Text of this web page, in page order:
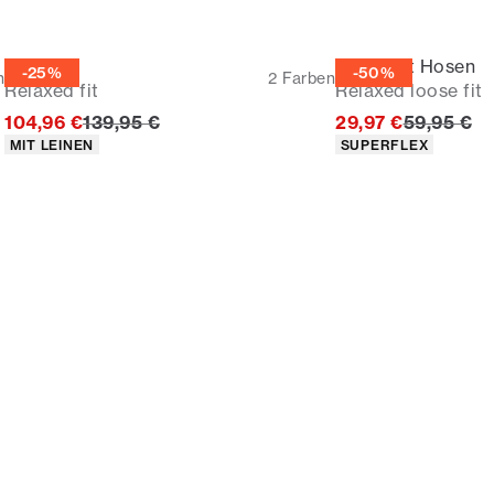
-25%
Sakko
Relaxed fit
2 Farben
104,96 €Ursprünglicher Preis
139,95 €
Produkteigenschaften
MIT LEINEN
-50%
5-Pocket Hosen
Relaxed loose fit
29,97 €59,95 €
SUPERFLEX